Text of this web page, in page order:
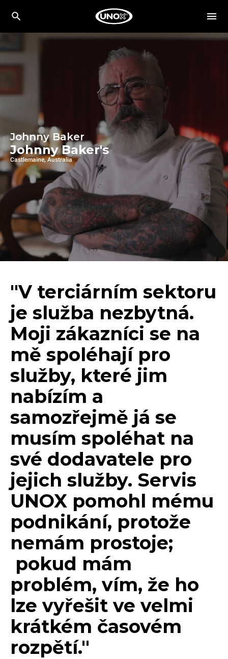
Johnny Baker
Johnny Baker's
Castlemaine, Australia
"V terciárním sektoru
je služba nezbytná.
Moji zákazníci se na
mě spoléhají pro
služby, které jim
nabízím a
samozřejmě já se
musím spoléhat na
své dodavatele pro
jejich služby. Servis
UNOX pomohl mému
podnikání, protože
nemám prostoje;
pokud mám
problém, vím, že ho
lze vyřešit ve velmi
krátkém časovém
rozpětí."